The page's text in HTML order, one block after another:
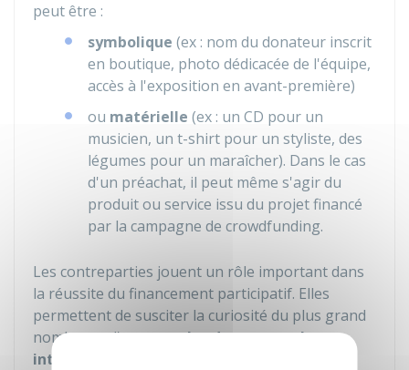
peut être :
symbolique (ex : nom du donateur inscrit
en boutique, photo dédicacée de l'équipe,
accès à l'exposition en avant-première)
ou matérielle (ex : un CD pour un
musicien, un t-shirt pour un styliste, des
légumes pour un maraîcher). Dans le cas
d'un préachat, il peut même s'agir du
produit ou service issu du projet financé
par la campagne de crowdfunding.
Les contreparties jouent un rôle important dans
la réussite du financement participatif. Elles
permettent de susciter la curiosité du plus grand
nombre et d'engager les donateurs plus
intensément